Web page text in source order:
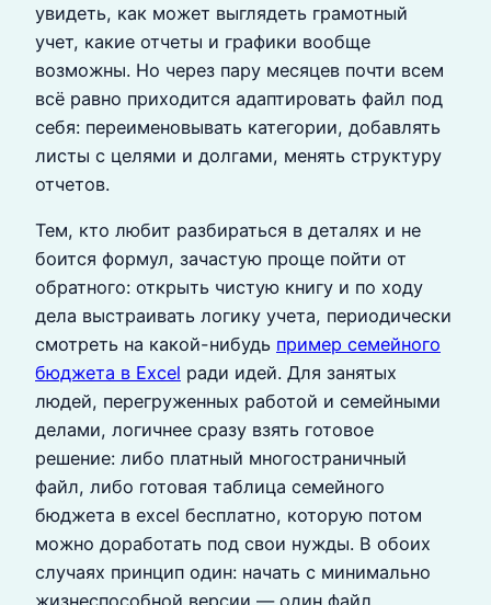
увидеть, как может выглядеть грамотный
учет, какие отчеты и графики вообще
возможны. Но через пару месяцев почти всем
всё равно приходится адаптировать файл под
себя: переименовывать категории, добавлять
листы с целями и долгами, менять структуру
отчетов.
Тем, кто любит разбираться в деталях и не
боится формул, зачастую проще пойти от
обратного: открыть чистую книгу и по ходу
дела выстраивать логику учета, периодически
смотреть на какой-нибудь пример семейного
бюджета в Excel ради идей. Для занятых
людей, перегруженных работой и семейными
делами, логичнее сразу взять готовое
решение: либо платный многостраничный
файл, либо готовая таблица семейного
бюджета в excel бесплатно, которую потом
можно доработать под свои нужды. В обоих
случаях принцип один: начать с минимально